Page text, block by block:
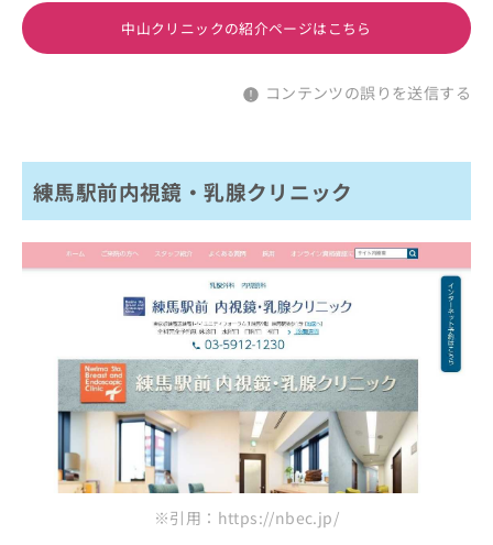
中山クリニックの紹介ページはこちら
コンテンツの誤りを送信する
練馬駅前内視鏡・乳腺クリニック
※引用：https://nbec.jp/